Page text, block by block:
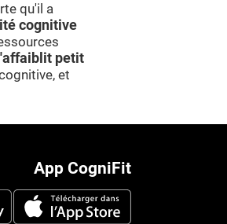
qu'il a
cognitive
petit
et
App CogniFit